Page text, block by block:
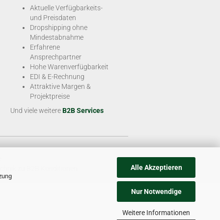
Alle Akzeptieren
Nur Notwendige
Weitere Informationen
Aktuelle Verfügbarkeits-
und Preisdaten
Dropshipping ohne
Mindestabnahme
Erfahrene
Ansprechpartner
Hohe Warenverfügbarkeit
EDI & E-Rechnung
Attraktive Margen &
Projektpreise
Und viele weitereB2B Services
zu B2B Konditionen.